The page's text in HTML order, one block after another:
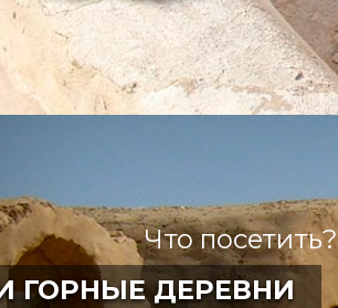
Что посетить?
ГОРНЫЕ ДЕРЕВНИ